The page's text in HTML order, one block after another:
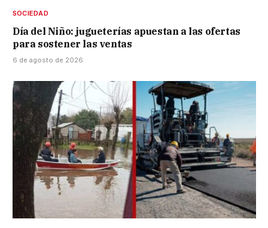
SOCIEDAD
Día del Niño: jugueterías apuestan a las ofertas
para sostener las ventas
6 de agosto de 2026